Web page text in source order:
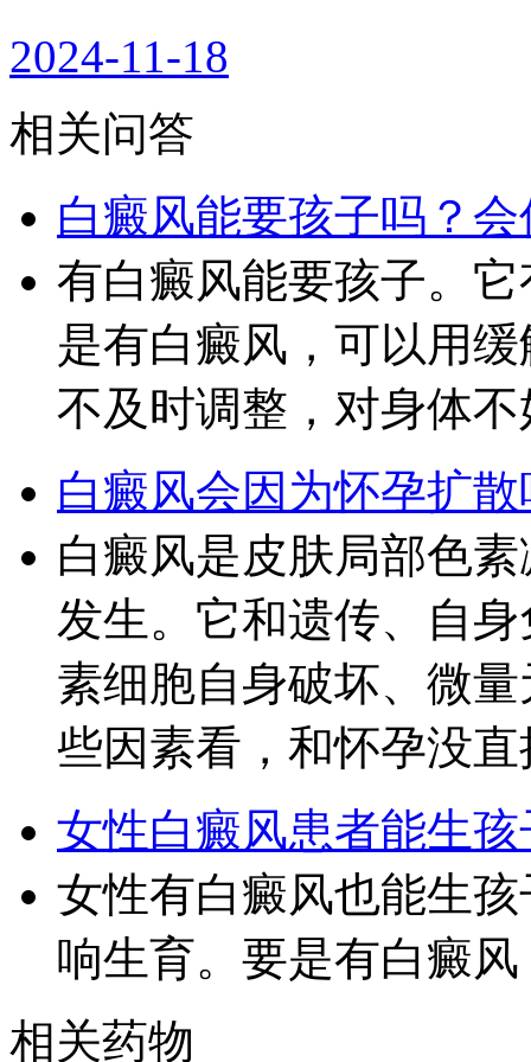
2024-11-18
相关问答
白癜风能要孩子吗？
有白癜风能要孩子。
是有白癜风，可以用
不及时调整，对身体
白癜风会因为怀孕扩散
白癜风是皮肤局部色
发生。它和遗传、自
素细胞自身破坏、微
些因素看，和怀孕没
女性白癜风患者能生孩
女性有白癜风也能生
响生育。要是有白癜
相关药物